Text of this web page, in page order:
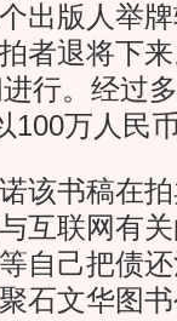
出版人举
者退将下
行。经过
100万人民
书稿在拍
互联网有
自己把债
石文华图